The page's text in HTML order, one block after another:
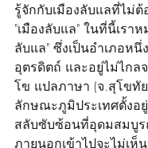
รู้จักกับเมืองลับแลที่ไม่
"เมืองลับแล" ในที่นี้เราห
ลับแล" ซึ่งเป็นอำเภอหนึ่
อุตรดิตถ์ และอยู่ไม่ไกล
โข แปลภาษา (จ.สุโขทั
ลักษณะภูมิประเทศตั้งอ
สลับซับซ้อนที่อุดมสมบู
ภายนอกเข้าไปจะไม่เห็